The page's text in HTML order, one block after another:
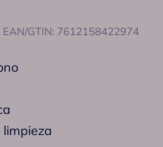
EAN/GTIN: 7612158422974